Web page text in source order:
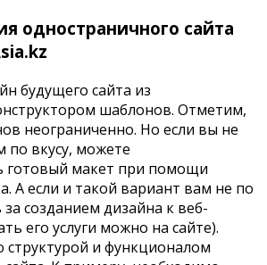
одностраничного сайта
будущего сайта из
шаблонов. Отметим,
неограниченно. Но если вы не
по вкусу, можете
готовый макет при помощи
А если и такой вариант вам не по
созданием дизайна к веб-
его услуги можно на сайте).
структурой и функционалом